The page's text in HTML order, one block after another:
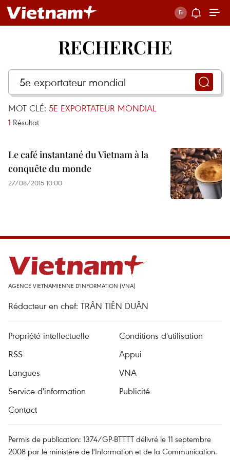
RECHERCHE
MOT CLÉ: 5E EXPORTATEUR MONDIAL
1 Résultat
Le café instantané du Vietnam à la
conquête du monde
27/08/2015 10:00
AGENCE VIETNAMIENNE D'INFORMATION (VNA)
Rédacteur en chef: TRÂN TIÊN DUÂN
Propriété intellectuelle
Conditions d'utilisation
RSS
Appui
Langues
VNA
Service d'information
Publicité
Contact
Permis de publication: 1374/GP-BTTTT délivré le 11 septembre
2008 par le ministère de l'Information et de la Communication.